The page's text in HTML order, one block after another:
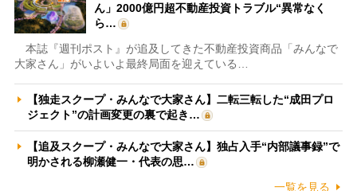
ん」2000億円超不動産投資トラブル“異常なく
ら…
本誌『週刊ポスト』が追及してきた不動産投資商品「みんなで
大家さん」がいよいよ最終局面を迎えている…
【独走スクープ・みんなで大家さん】二転三転した“成田プロ
ジェクト”の計画変更の裏で起き…
【追及スクープ・みんなで大家さん】独占入手“内部議事録”で
明かされる柳瀬健一・代表の思…
一覧を見る